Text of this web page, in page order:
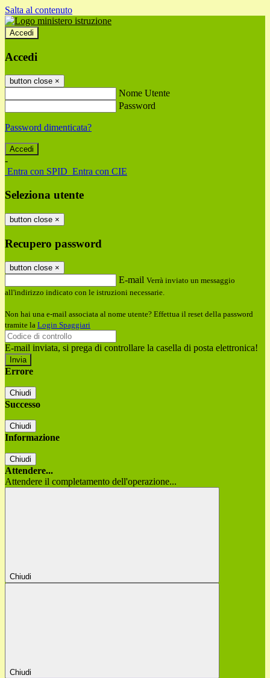
Salta al contenuto
Accedi
Accedi
button close ×
Nome Utente
Password
Password dimenticata?
-
Entra con SPID Entra con CIE
Seleziona utente
button close ×
Recupero password
button close ×
E-mail Verrà inviato un messaggio
all'indirizzo indicato con le istruzioni necessarie.
Non hai una e-mail associata al nome utente? Effettua il reset della password
tramite la Login Spaggiari
E-mail inviata, si prega di controllare la casella di posta elettronica!
Errore
Chiudi
Successo
Chiudi
Informazione
Chiudi
Attendere...
Attendere il completamento dell'operazione...
Chiudi
Chiudi